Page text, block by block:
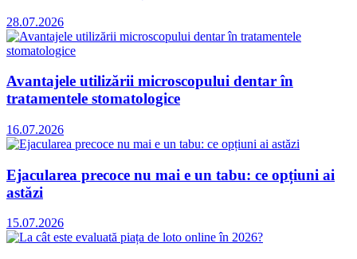
28.07.2026
Avantajele utilizării microscopului dentar în
tratamentele stomatologice
16.07.2026
Ejacularea precoce nu mai e un tabu: ce opțiuni ai
astăzi
15.07.2026